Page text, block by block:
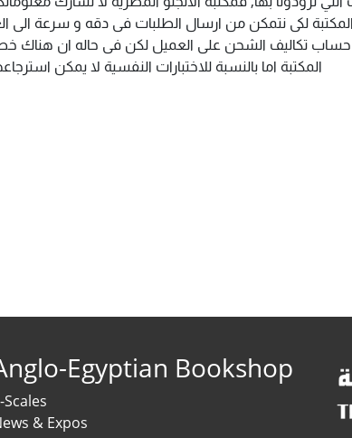
لكى نتمكن من ارسال الطلبات فى دقه و سرعة الى
حساب تكاليف الشحن على العميل لكن فى حاله ان هناك
المكتبة اما بالنسبة للاختبارات النفسية لا يمكن
Egyptian Bookshop
Scales
& Expos